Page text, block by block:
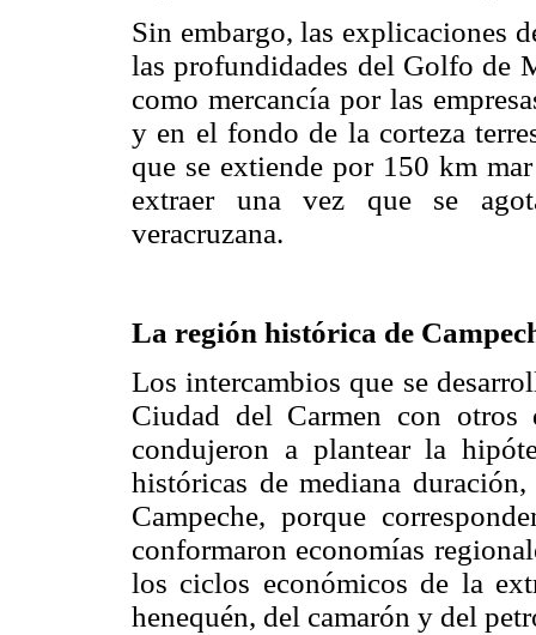
Sin embargo, las explicaciones
las profundidades del Golfo de
como mercancía por las
y en el fondo de la corteza
que se extiende por 150 km
extraer una vez que se
veracruzana.
La región histórica de
Los intercambios que se
Ciudad del Carmen con
condujeron a plantear la
históricas de mediana
Campeche, porque
conformaron economías
los ciclos económicos de la
henequén, del camarón y del